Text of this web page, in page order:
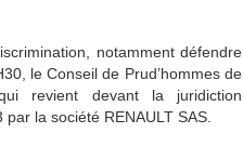
notamment défendre
le Conseil de Prud’hommes de
revient devant la juridiction
la société RENAULT SAS.